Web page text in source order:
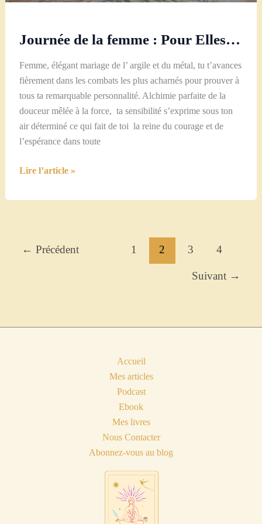
Journée de la femme : Pour Elles…
Femme, élégant mariage de l’ argile et du métal, tu t’avances
fièrement dans les combats les plus acharnés pour prouver à
tous ta remarquable personnalité. Alchimie parfaite de la
douceur mêlée à la force, ta sensibilité s’exprime sous ton
air déterminé ce qui fait de toi la reine du courage et de
l’espérance dans toute
Journée
la
Pour
Lire l’article »
← Précédent 1 2 3 4
Suivant →
Accueil
Mes articles
Podcast
Ebook
Mes livres
Nous Contacter
Abonnez-vous au blog